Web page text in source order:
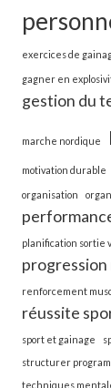
exercices de
gagner en
gestion du
marche nordique
motivation durable
organisation
planification sortie
progression
renforcement
réussite
sport et gainage
structurer
techniques